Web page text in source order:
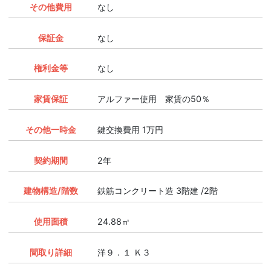
その他費用 なし
保証金 なし
権利金等 なし
家賃保証 アルファー使用 家賃の50％
その他一時金 鍵交換費用 1万円
契約期間 2年
建物構造/階数 鉄筋コンクリート造 3階建 /2階
使用面積 24.88㎡
間取り詳細 洋９．１ Ｋ３